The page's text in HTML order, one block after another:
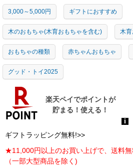
3,000～5,000円 ギフトにおすすめ
木のおもちゃ(木育おもちゃを含む) 木
おもちゃの種類 赤ちゃんおもちゃ
グッド・トイ2025
ギフトラッピング無料!>>
★11,000円以上のお買い上げで、送料
（一部大型商品を除く)